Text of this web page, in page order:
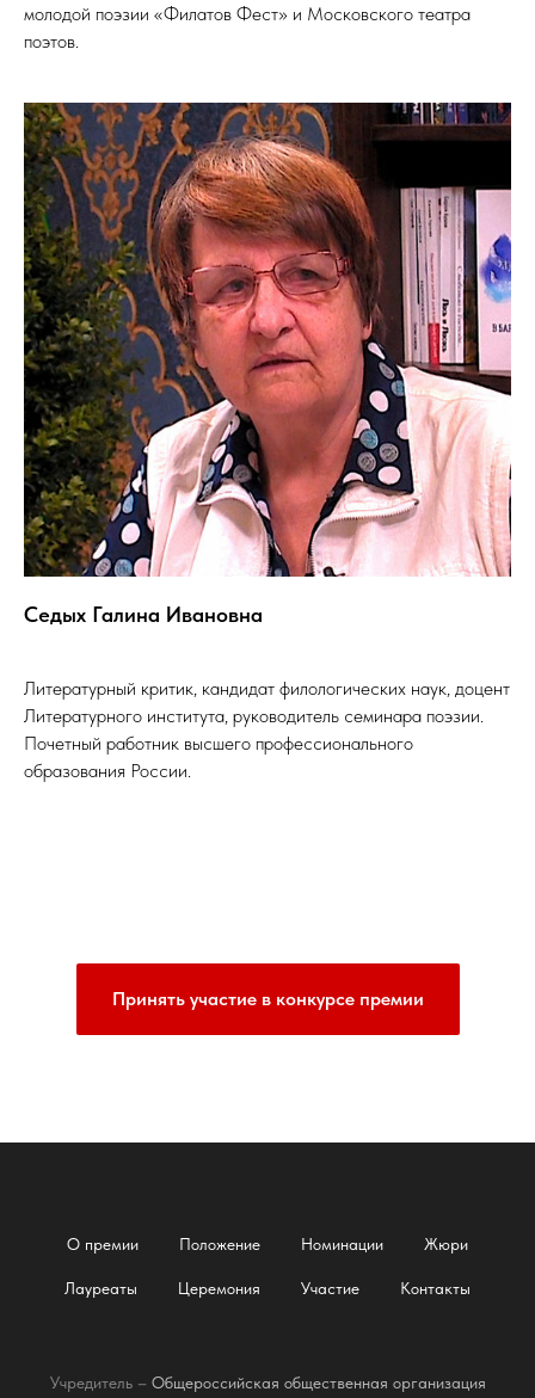
молодой поэзии «Филатов Фест» и Московского театра
поэтов.
Седых Галина Ивановна
Литературный критик, кандидат филологических наук, доцент
Литературного института, руководитель семинара поэзии.
Почетный работник высшего профессионального
образования России.
Принять участие в конкурсе премии
О премии Положение Номинации Жюри
Лауреаты Церемония Участие Контакты
Учредитель – Общероссийская общественная организация